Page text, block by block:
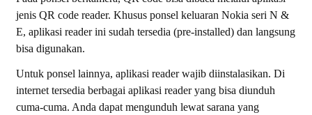
jenis QR code reader. Khusus ponsel keluaran Nokia seri N &
E, aplikasi readerini sudah tersedia (pre-installed) dan langsung
bisa digunakan.
Untuk ponsel lainnya, aplikasi readerwajib diinstalasikan. Di
internet tersedia berbagai aplikasi readeryang bisa diunduh
cuma-cuma. Anda dapat mengunduh lewat sarana yang